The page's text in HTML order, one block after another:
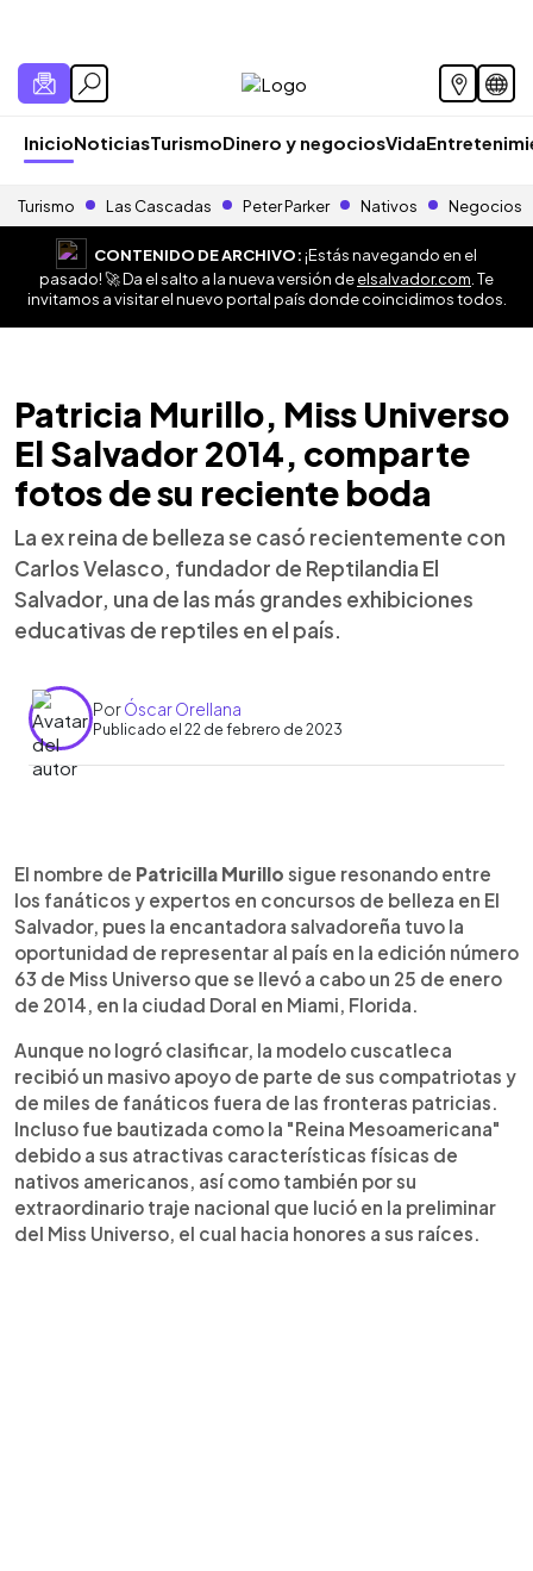
InicioNoticiasTurismoDinero y negociosVida
Turismo Las Cascadas Peter Parker Nativos Negocios
CONTENIDO DE ARCHIVO:¡Estás navegando en el
pasado! 🚀 Da el salto a la nueva versión deelsalvador.com . Te
invitamos a visitar el nuevo portal país donde coincidimos todos.
Patricia Murillo, Miss Universo
El Salvador 2014, comparte
fotos de su reciente boda
La ex reina de belleza se casó recientemente con
Carlos Velasco, fundador de Reptilandia El
Salvador, una de las más grandes exhibiciones
educativas de reptiles en el país.
PorÓscar Orellana
Publicado el 22 de febrero de 2023
► Escuchar artículo
El nombre de Patricilla Murillo sigue resonando entre
los fanáticos y expertos en concursos de belleza en El
Salvador, pues la encantadora salvadoreña tuvo la
oportunidad de representar al país en la edición número
63 de Miss Universo que se llevó a cabo un 25 de enero
de 2014, en la ciudad Doral en Miami, Florida.
Aunque no logró clasificar, la modelo cuscatleca
recibió un masivo apoyo de parte de sus compatriotas y
de miles de fanáticos fuera de las fronteras patricias.
Incluso fue bautizada como la "Reina Mesoamericana"
debido a sus atractivas características físicas de
nativos americanos, así como también por su
extraordinario traje nacional que lució en la preliminar
del Miss Universo, el cual hacia honores a sus raíces.